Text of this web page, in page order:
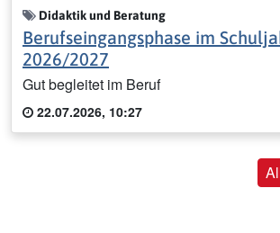
Didaktik und Beratung
Berufseingangsphase im
2026/2027
Gut begleitet im Beruf
22.07.2026, 10:27